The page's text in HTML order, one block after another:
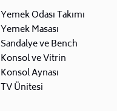
Yemek Odası Takımı
Yemek Masası
Sandalye ve Bench
Konsol ve Vitrin
Konsol Aynası
TV Ünitesi